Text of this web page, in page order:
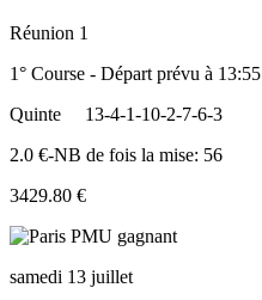
Réunion 1
1° Course - Départ prévu à 13:55
Quinte
13-4-1-10-2-7-6-3
2.0 €-NB de fois la mise: 56
3429.80 €
samedi 13 juillet